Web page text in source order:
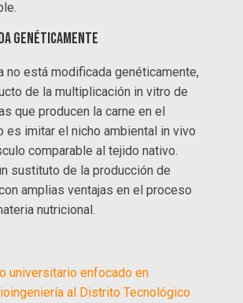
genéticamente
no está modificada genéticamente,
de la multiplicación in vitro de
que producen la carne en el
es imitar el nicho ambiental in vivo
comparable al tejido nativo.
sustituto de la producción de
amplias ventajas en el proceso
nutricional.
universitario enfocado en
al Distrito Tecnológico